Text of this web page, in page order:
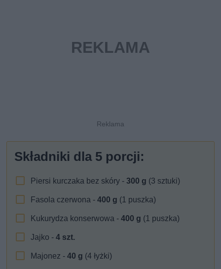
Składniki dla 5 porcji:
Piersi kurczaka bez skóry -300 g (3 sztuki)
Fasola czerwona -400 g (1 puszka)
Kukurydza konserwowa -400 g (1 puszka)
Jajko -4 szt.
Majonez -40 g (4 łyżki)